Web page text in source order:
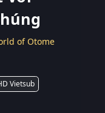
of Otome
Vietsub